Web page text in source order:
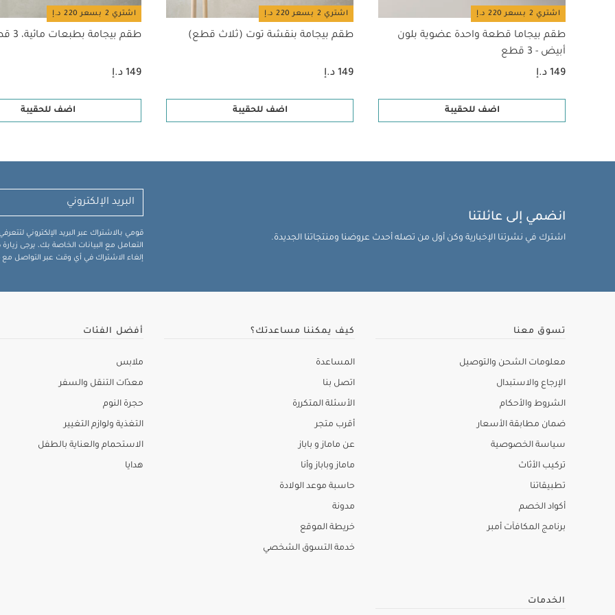
اشتري 2 بسعر 220 د.إ
طقم بيجاما قطعة واحدة عضوية بلون
أبيض - 3 قطع
149 د.إ
اضف للحقيبة
اشتري 2 بسعر 220 د.إ
طقم بيجامة بنقشة توت (ثلاث قطع)
149 د.إ
اضف للحقيبة
اشتري 2 بسعر 220 د.إ
طقم بيجامة بطبعات مائية، 3 قطع
149 د.إ
اضف للحقيبة
انضمي إلى عائلتنا
اشترك في نشرتنا الإخبارية وكن أول من تصله أحدث عروضنا ومنتجاتنا الجديدة.
قومي بالاشتراك عبر البريد الإلكتروني
التعامل مع البيانات الخاصة بك، يرجى
إلغاء الاشتراك في أي وقت عبر التواصل مع
تسوق معنا
معلومات الشحن والتوصيل
الإرجاع والاستبدال
الشروط والأحكام
ضمان مطابقة الأسعار
سياسة الخصوصية
تركيب الأثاث
تطبيقاتنا
أكواد الخصم
برنامج المكافآت أمبر
كيف يمكننا مساعدتك؟
المساعدة
اتصل بنا
الأسئلة المتكررة
أقرب متجر
عن ماماز و باباز
ماماز وباباز وأنا
حاسبة موعد الولادة
مدونة
خريطة الموقع
خدمة التسوق الشخصي
أفضل الفئات
ملابس
معدّات التنقل والسفر
حجرة النوم
التغذية ولوازم التغيير
الاستحمام والعناية بالطفل
هدايا
الخدمات